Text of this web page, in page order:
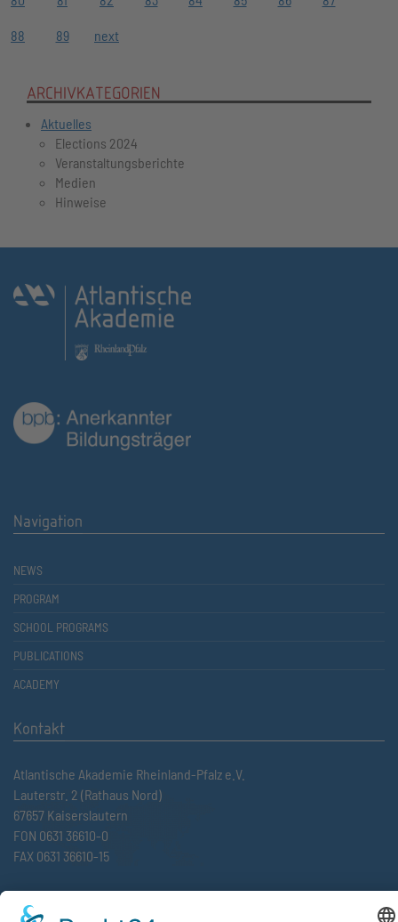
88 89 next
ARCHIVKATEGORIEN
Aktuelles
Elections 2024
Veranstaltungsberichte
Medien
Hinweise
Navigation
NEWS
PROGRAM
SCHOOL PROGRAMS
PUBLICATIONS
ACADEMY
Kontakt
Atlantische Akademie Rheinland-Pfalz e.V.
Lauterstr. 2 (Rathaus Nord)
67657 Kaiserslautern
FON 0631 36610-0
FAX 0631 36610-15